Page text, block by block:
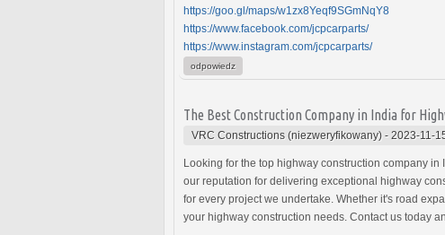
https://goo.gl/maps/w1zx8Yeqf9SGmNqY8
https://www.facebook.com/jcpcarparts/
https://www.instagram.com/jcpcarparts/
odpowiedz
The Best Construction Company in India for
VRC Constructions (niezweryfikowany) - 2023-11-
Looking for the top highway construction company
our reputation for delivering exceptional highway
for every project we undertake. Whether it's road
your highway construction needs. Contact us today